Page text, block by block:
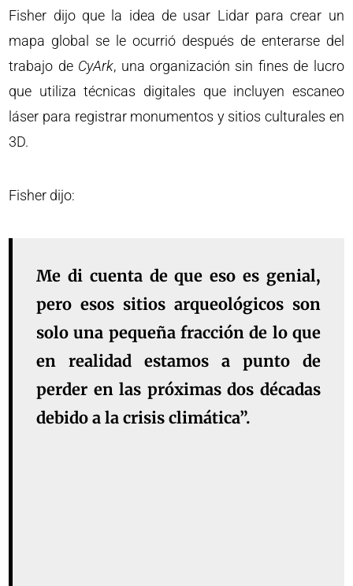
Fisher dijo que la idea de usar Lidar para crear un
mapa global se le ocurrió después de enterarse del
trabajo de CyArk, una organización sin fines de lucro
que utiliza técnicas digitales que incluyen escaneo
láser para registrar monumentos y sitios culturales en
3D.
Fisher dijo:
Me di cuenta de que eso es genial,
pero esos sitios arqueológicos son
solo una pequeña fracción de lo que
en realidad estamos a punto de
perder en las próximas dos décadas
debido a la crisis climática”.